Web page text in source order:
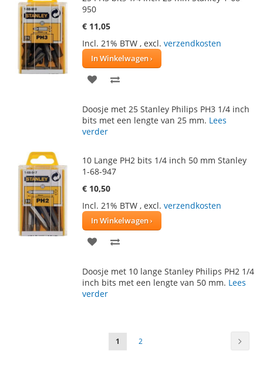
950
€ 11,05
Incl. 21% BTW , excl. verzendkosten
In Winkelwagen
VOEG
AAN TE
Doosje met 25 Stanley Philips PH3 1/4 inch
bits met een lengte van 25 mm. Lees
verder
10 Lange PH2 bits 1/4 inch 50 mm Stanley
1-68-947
€ 10,50
Incl. 21% BTW , excl. verzendkosten
In Winkelwagen
VOEG
AAN TE
Doosje met 10 lange Stanley Philips PH2 1/4
inch bits met een lengte van 50 mm. Lees
verder
Pagina
U1 Pagina
2